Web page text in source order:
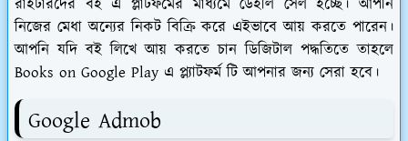
রাইটারদের বই এ প্লাটফর্মের মাধ্যমে ডেইলি সেল হচ্ছে। আপনি
নিজের মেধা অন্যের নিকট বিক্রি করে এইভাবে আয় করতে পারেন।
আপনি যদি বই লিখে আয় করতে চান ডিজিটাল পদ্ধতিতে তাহলে
Books on Google Play এ প্ল্যাটফর্ম টি আপনার জন্য সেরা হবে।
Google Admob